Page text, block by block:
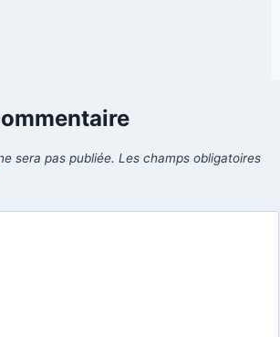
sera pas publiée. Les champs obligatoires